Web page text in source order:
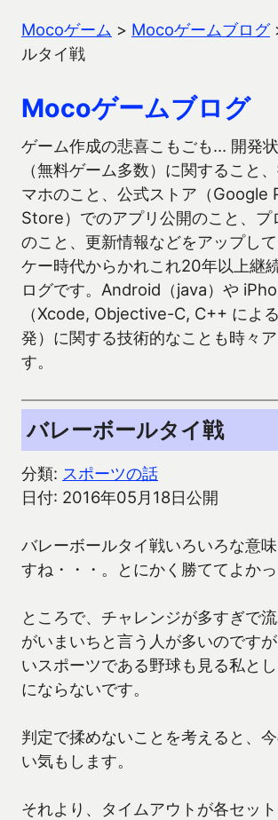
Mocoゲーム > Mocoゲームブログ
ルタイ戦
Mocoゲームブログ
ゲーム作成の悲喜こもごも… 開発
（無料ゲーム多数）に関すること
マホのこと、公式ストア（Google
Store）でのアプリ公開のこと、プ
のこと、更新情報などをアップし
ケー時代からかれこれ20年以上継
ログです。Android（java）や
（Xcode, Objective-C, C++ によ
発）に関する技術的なことも時々
す。
バレーボールタイ戦
分類: スポーツの話
日付: 2016年05月18日公開
バレーボールタイ戦いろいろな意
すね・・・。とにかく勝ててよかっ
ところで、チャレンジが多すぎで
がいまいちと言う人が多いのです
いスポーツである野球も見る私と
にならないです。
判定で揉めないことを考えると、
い気もします。
それより、タイムアウトが各セッ